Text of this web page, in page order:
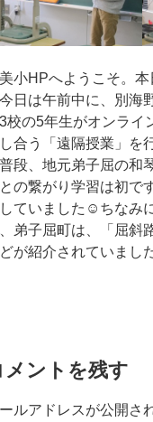
小HPへようこそ。本
日は午前中に、別海
校の5年生がオンライ
合う「遠隔授業」を
段、地元弟子屈の和
の繋がり学習は初で
ていました☺ちなみ
弟子屈町は、「屈斜
が紹介されていまし
メントを残す
ルアドレスが公開さ